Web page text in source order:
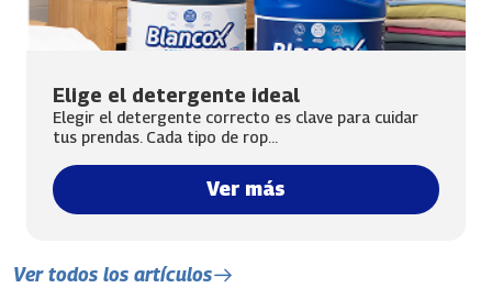
Elige el detergente ideal
Elegir el detergente correcto es clave para cuidar
tus prendas. Cada tipo de rop...
Ver más
Ver todos los artículos